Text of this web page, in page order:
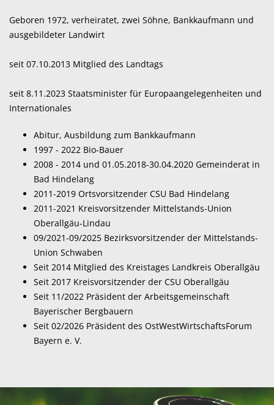
Geboren 1972, verheiratet, zwei Söhne, Bankkaufmann und
ausgebildeter Landwirt
seit 07.10.2013 Mitglied des Landtags
seit 8.11.2023 Staatsminister für Europaangelegenheiten und
Internationales
Abitur, Ausbildung zum Bankkaufmann
1997 - 2022 Bio-Bauer
2008 - 2014 und 01.05.2018-30.04.2020 Gemeinderat in
Bad Hindelang
2011-2019 Ortsvorsitzender CSU Bad Hindelang
2011-2021 Kreisvorsitzender Mittelstands-Union
Oberallgäu-Lindau
09/2021-09/2025 Bezirksvorsitzender der Mittelstands-
Union Schwaben
Seit 2014 Mitglied des Kreistages Landkreis Oberallgäu
Seit 2017 Kreisvorsitzender der CSU Oberallgäu
Seit 11/2022 Präsident der Arbeitsgemeinschaft
Bayerischer Bergbauern
Seit 02/2026 Präsident des OstWestWirtschaftsForum
Bayern e. V.